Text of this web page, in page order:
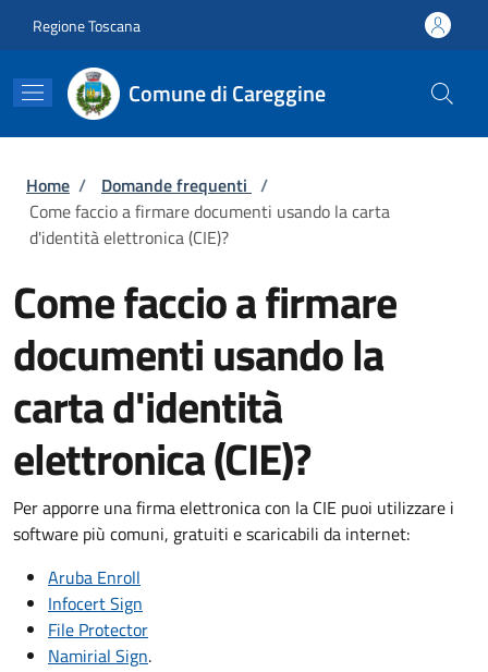
Regione Toscana
Comune di Careggine
Briciole di pane
Home / Domande frequenti /
Come faccio a firmare documenti usando la carta
d'identità elettronica (CIE)?
Come faccio a firmare
documenti usando la
carta d'identità
elettronica (CIE)?
Per apporre una firma elettronica con la CIE puoi utilizzare i
software più comuni, gratuiti e scaricabili da internet:
Aruba Enroll
Infocert Sign
File Protector
Namirial Sign.